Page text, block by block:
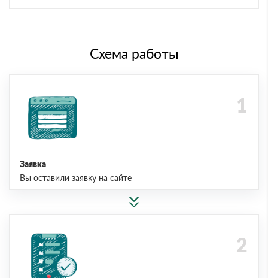
Схема работы
Заявка
Вы оставили заявку на сайте